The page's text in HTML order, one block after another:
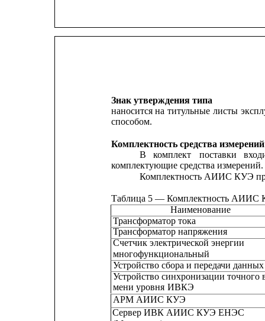
Знак утверждения типа
наносится на титульные листы
способом.
Комплектность средства измерений
В
комплект поставки
комплектующие средства измерений.
Комплектность АИИС КУЭ
Таблица 5 — Комплектность АИИС
Наименование
Трансформатор тока
Трансформатор напряжения
Счетчик электрической энергии
многофункциональный
Устройство сбора и передачи данных
Устройство синхронизации точного
мени уровня ИВКЭ
АРМ АИИС КУЭ
Сервер ИВК АИИС КУЭ ЕНЭС